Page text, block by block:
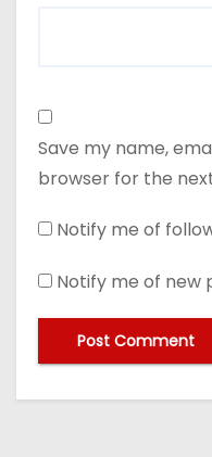
Save my name,
browser for the
Notify me of
Notify me of new